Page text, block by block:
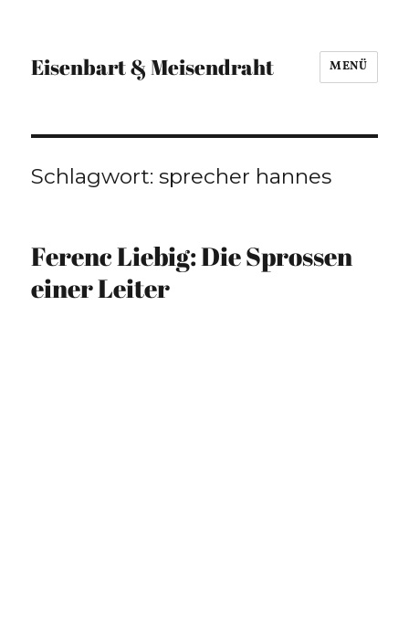
Eisenbart & Meisendraht MENÜ
Schlagwort:sprecher hannes
Ferenc Liebig: Die Sprossen
einer Leiter